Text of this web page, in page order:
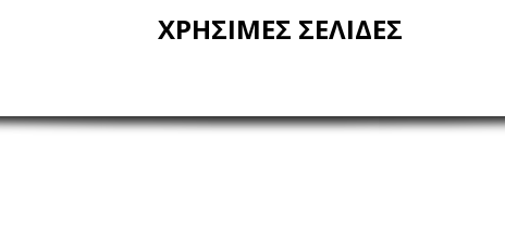
ΧΡΗΣΙΜΕΣ ΣΕΛΙΔΕΣ